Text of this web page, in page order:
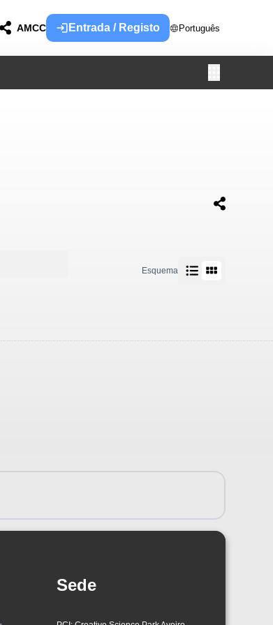
AMCC Entrada / Registo Português
Esquema
Sede